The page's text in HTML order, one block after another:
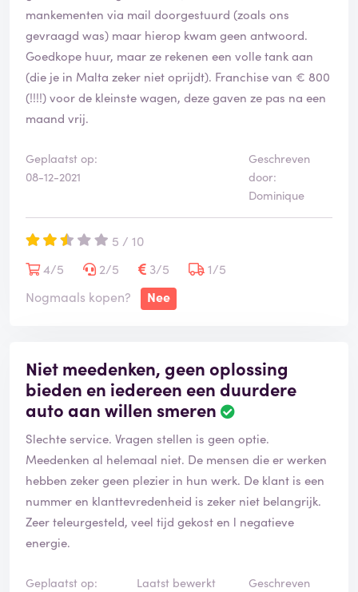
een internationale luchthaven maar bovenal de staat
van de auto + aantal kilometers. Op de site wordt
aangegeven dat de fleet regelmatig wordt vernieuwd.
Wel dat geldt niet voor deze auto. Eerst niet
beschikbaar en dan moet je met zo'n barrel onderweg.
Er was geen alternatief.
Zeer slechte ervaring met Europcar. Denk na voor je
met hun in zee gaat. Ik nooit meer.
mankementen via mail doorgestuurd (zoals ons
gevraagd was) maar hierop kwam geen antwoord.
Goedkope huur, maar ze rekenen een volle tank aan
(die je in Malta zeker niet oprijdt). Franchise van € 800
(!!!!) voor de kleinste wagen, deze gaven ze pas na een
maand vrij.
Geplaatst op:
08-12-2021
Geschreven
door:
Dominique
5 / 10
4/5
2/5 3/5
1/5
Nogmaals kopen?
Nee
Niet meedenken, geen oplossing
bieden en iedereen een duurdere
auto aan willen smeren
Slechte service. Vragen stellen is geen optie.
Meedenken al helemaal niet. De mensen die er werken
hebben zeker geen plezier in hun werk. De klant is een
nummer en klanttevredenheid is zeker niet belangrijk.
Zeer teleurgesteld, veel tijd gekost en l negatieve
energie.
Geplaatst op:
Laatst bewerkt
Geschreven